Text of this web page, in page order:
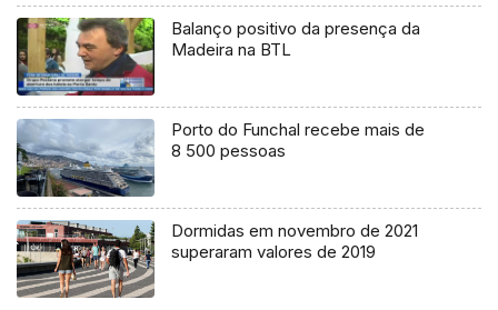
Balanço positivo da presença da
Madeira na BTL
Porto do Funchal recebe mais de
8 500 pessoas
Dormidas em novembro de 2021
superaram valores de 2019